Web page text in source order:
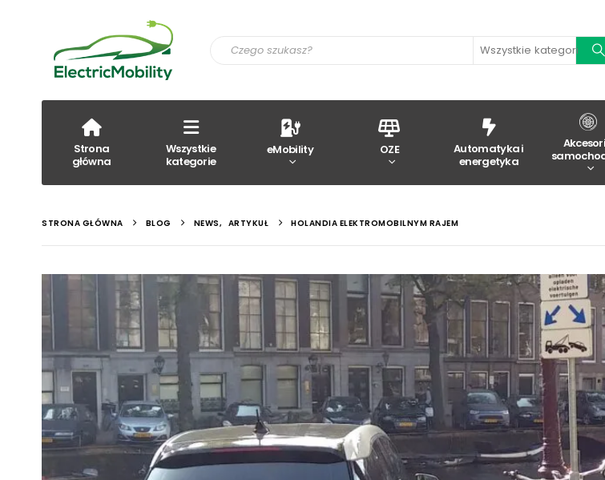
Wszystkie kategorie
Strona
główna
Wszystkie
kategorie
eMobility OZE
Automatyka i
energetyka
STRONA GŁÓWNA BLOG NEWS, ARTYKUŁ HOLANDIA ELEKTROMOBILNYM RAJEM